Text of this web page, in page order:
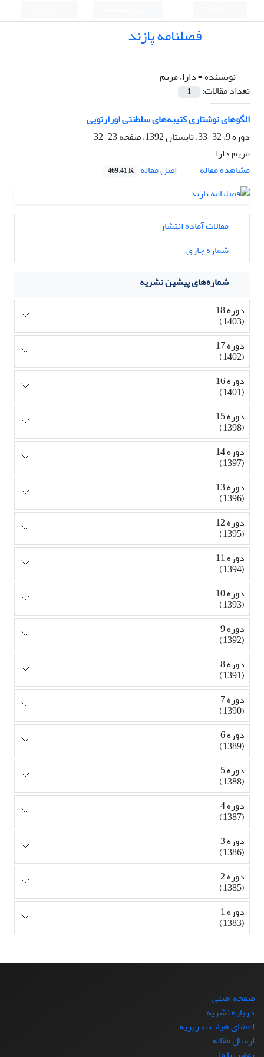
فصلنامه پازند
نویسنده =دارا، مریم
تعداد مقالات:
1
الگوهای نوشتاری کتیبه‌های سلطنتی اورارتویی
دوره 9، 32-33، تابستان 1392، صفحه
23-32
مریم دارا
مشاهده مقاله
اصل مقاله 469.41 K
مقالات آماده انتشار
شماره جاری
شماره‌های پیشین نشریه
دوره 18
(1403)
دوره 17
(1402)
دوره 16
(1401)
دوره 15
(1398)
دوره 14
(1397)
دوره 13
(1396)
دوره 12
(1395)
دوره 11
(1394)
دوره 10
(1393)
دوره 9
(1392)
دوره 8
(1391)
دوره 7
(1390)
دوره 6
(1389)
دوره 5
(1388)
دوره 4
(1387)
دوره 3
(1386)
دوره 2
(1385)
دوره 1
(1383)
صفحه اصلی
درباره نشریه
اعضای هیات تحریریه
ارسال مقاله